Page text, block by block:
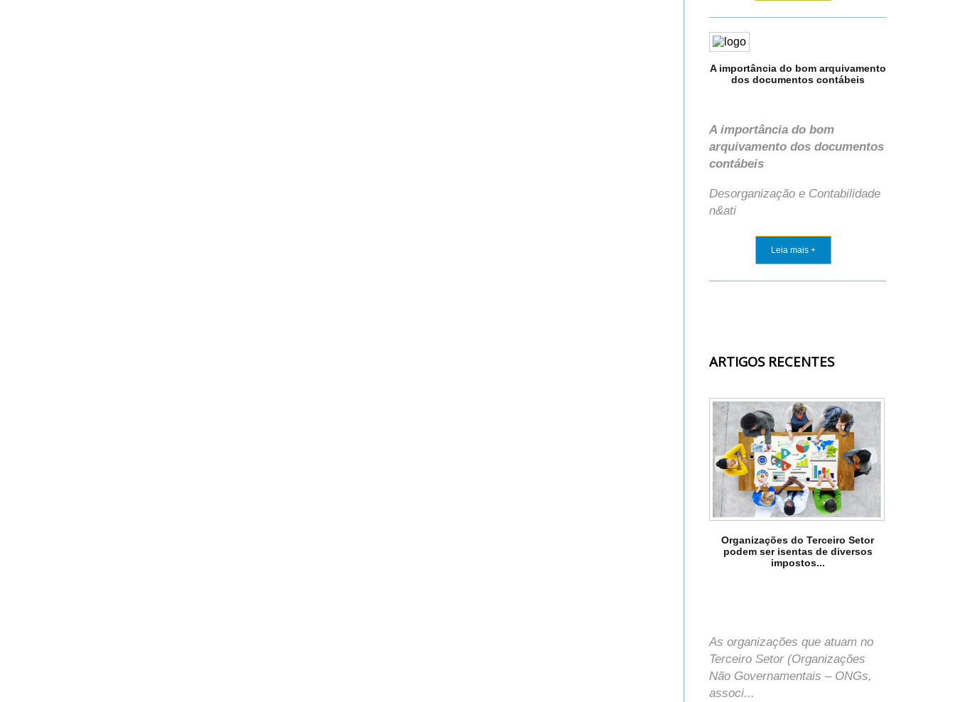
A importância do bom arquivamento
dos documentos contábeis
A importância do bom
arquivamento dos documentos
contábeis
Desorganização e Contabilidade
n&ati
Leia mais +
ARTIGOS RECENTES
Organizações do Terceiro Setor
podem ser isentas de diversos
impostos...
As organizações que atuam no
Terceiro Setor (Organizações
Não Governamentais – ONGs,
associ...